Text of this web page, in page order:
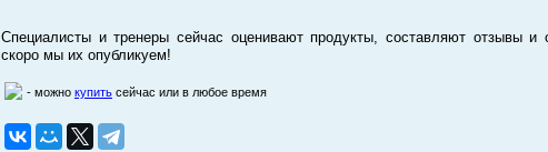
Специалисты и тренеры сейчас оценивают продукты, составляют отзывы и
скоро мы их опубликуем!
- можно купить сейчас или в любое время